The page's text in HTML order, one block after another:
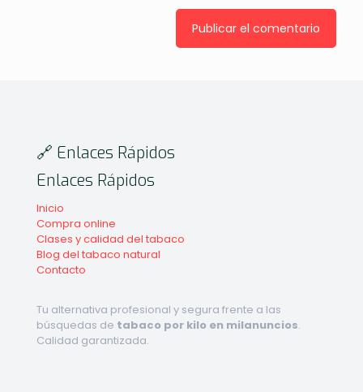
🔗 Enlaces Rápidos
Enlaces Rápidos
Inicio
Compra online
Clases y calidad del tabaco
Blog del tabaco natural
Contacto
Tu alternativa profesional y segura frente a las
búsquedas de tabaco por kilo en milanuncios.
Calidad garantizada.